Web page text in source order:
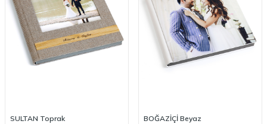
SULTAN Toprak BOĞAZİÇİ Beyaz